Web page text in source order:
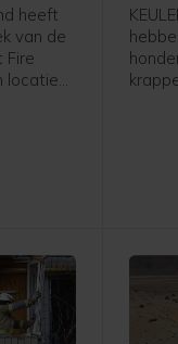
heeft
van de
Fire
locatie